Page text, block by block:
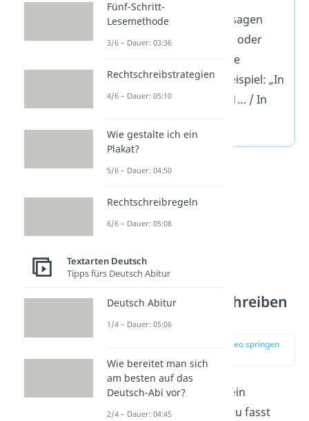
Belege
deine Aussagen
immer mit Zitaten oder
Verweisen auf eine
Textstelle! Zum Beispiel: „In
Zeile 33 auf Seite 1… / In
Interpretation schreiben
– Schluss
zur Stelle im Video springen
Zum Schluss ziehst du ein
abschließendes
. Du fasst
Fünf-Schritt-
Lesemethode
3/6 – Dauer: 03:36
Rechtschreibstrategien
4/6 – Dauer: 05:10
Wie gestalte ich ein
Plakat?
5/6 – Dauer: 04:50
Rechtschreibregeln
6/6 – Dauer: 05:08
Textarten Deutsch
Tipps fürs Deutsch Abitur
Deutsch Abitur
1/4 – Dauer: 05:06
Wie bereitet man sich
am besten auf das
Deutsch-Abi vor?
2/4 – Dauer: 04:45